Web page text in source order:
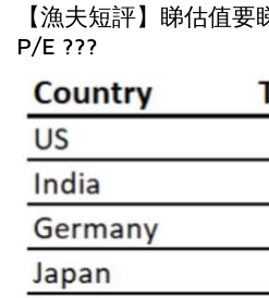
【漁夫短評】睇估值
P/E ???